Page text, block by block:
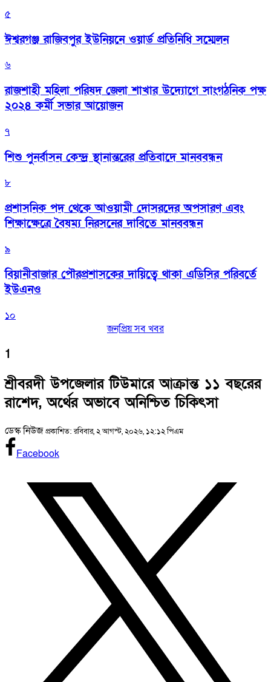
৫
ঈশ্বরগঞ্জ রাজিবপুর ইউনিয়নে ওয়ার্ড প্রতিনিধি সম্মেলন
৬
রাজশাহী মহিলা পরিষদ জেলা শাখার উদ্যোগে সাংগঠনিক পক্ষ
২০২৪ কর্মী সভার আয়োজন
৭
শিশু পুনর্বাসন কেন্দ্র স্থানান্তরের প্রতিবাদে মানববন্ধন
৮
প্রশাসনিক পদ থেকে আওয়ামী দোসরদের অপসারণ এবং
শিক্ষাক্ষেত্রে বৈষম্য নিরসনের দাবিতে মানববন্ধন
৯
বিয়ানীবাজার পৌরপ্রশাসকের দায়িত্বে থাকা এডিসির পরিবর্তে
ইউএনও
১০
জনপ্রিয় সব খবর
1
শ্রীবরদী উপজেলার টিউমারে আক্রান্ত ১১ বছরের
রাশেদ, অর্থের অভাবে অনিশ্চিত চিকিৎসা
ডেস্ক নিউজপ্রকাশিত: রবিবার, ২ আগস্ট, ২০২৬, ১২:১২ পিএম
Facebook